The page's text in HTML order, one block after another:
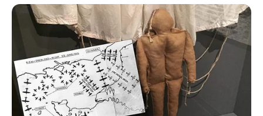
Sans oublier les possibilités de jouer la base quinté comme
super base Turf pour faire un Quarté Quinté. Une base
incontournable pour les jeux en champs réduits.
Suivez le bilan Journalier, Mensuel et Annuel sur le tableau
situé sur lapage des stats.
10 CYRANO DE B. = DAI
6 EPSON D’ARIANE= 3ème ex æquo